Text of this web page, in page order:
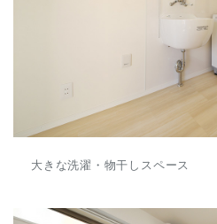
大きな洗濯・物干しスペース